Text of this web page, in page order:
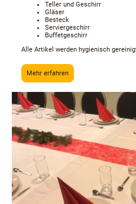
Teller und Geschirr
Gläser
Besteck
Serviergeschirr
Buffetgeschirr
Alle Artikel werden hygienisch
Mehr erfahren